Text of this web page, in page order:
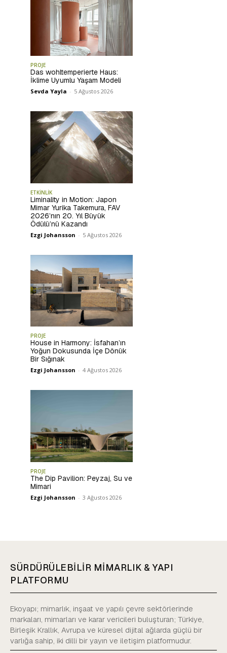
PROJE
Das wohltemperierte Haus:
İklime Uyumlu Yaşam Modeli
Sevda Yayla - 5 Ağustos 2026
ETKİNLİK
Liminality in Motion: Japon
Mimar Yurika Takemura, FAV
2026’nın 20. Yıl Büyük
Ödülü’nü Kazandı
Ezgi Johansson - 5 Ağustos 2026
PROJE
House in Harmony: İsfahan’ın
Yoğun Dokusunda İçe Dönük
Bir Sığınak
Ezgi Johansson - 4 Ağustos 2026
PROJE
The Dip Pavilion: Peyzaj, Su ve
Mimari
Ezgi Johansson - 3 Ağustos 2026
SÜRDÜRÜLEBİLİR MİMARLIK & YAPI
PLATFORMU
Ekoyapı; mimarlık, inşaat ve yapılı çevre sektörlerinde
markaları, mimarları ve karar vericileri buluşturan; Türkiye,
Birleşik Krallık, Avrupa ve küresel dijital ağlarda güçlü bir
varlığa sahip, iki dilli bir yayın ve iletişim platformudur.